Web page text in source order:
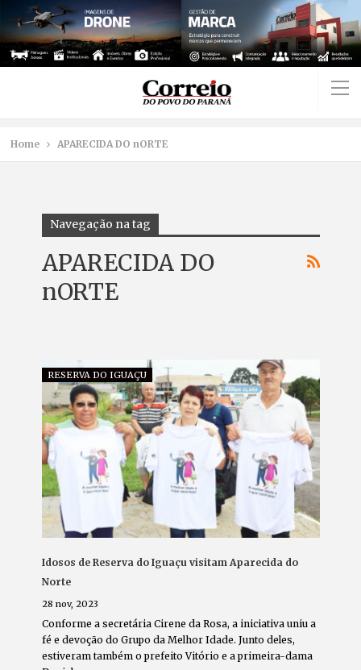
Home APARECIDA DO nORTE
Navegação na tag
APARECIDA DO
nORTE
RESERVA DO IGUAÇU
Idosos de Reserva do Iguaçu visitam Aparecida do
Norte
28 nov, 2023
Conforme a secretária Cirene da Rosa, a iniciativa uniu a
fé e devoção do Grupo da Melhor Idade. Junto deles,
estiveram também o prefeito Vitório e a primeira-dama